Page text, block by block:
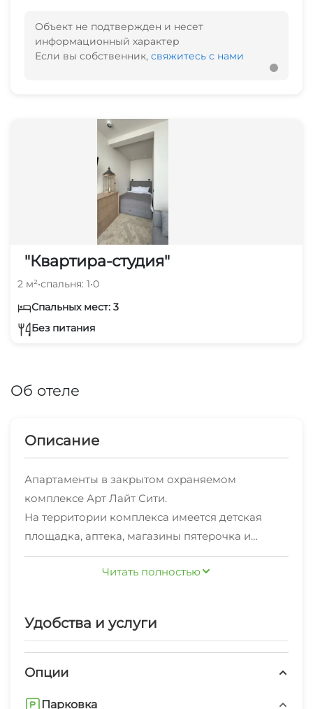
Объект не подтвержден и несет
информационный характер
Если вы собственник, свяжитесь с нами
"Квартира-студия"
2 м²•спальня: 1•0
Спальных мест: 3
Без питания
Об отеле
Описание
Апартаменты в закрытом охраняемом
комплексе Арт Лайт Сити.
На территории комплекса имеется детская
площадка, аптека, магазины пятерочка и
магнит. В 50 метрах большое количество
ресторанов и кафе.
Светлая студия после ремонта с теплыми
телевизором 55", кондиционером.
аскона и дорогим пастельным бельем.
Читать полностью
Удобства и услуги
Опции
Парковка